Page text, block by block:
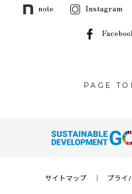
note Instagram
PAGE
サイトマップ ｜ プライ